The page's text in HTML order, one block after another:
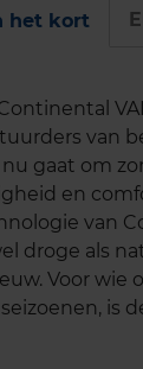
het kort
van
gaat om
en
van
droge als
Voor wie
is